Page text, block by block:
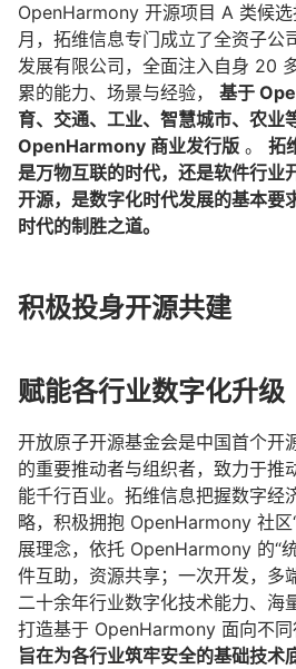
OpenHarmony 开源项目 A 类候
月，拓维信息专门成立了全资子公
发展有限公司，全面注入自身 20
累的能力、场景与经验， 基于
育、交通、工业、智慧城市、农业
OpenHarmony 商业发行版 。 拓
是万物互联的时代，还是软件行业
开源，是数字化时代发展的基本要
时代的制胜之道。
积极投身开源共建
赋能各行业数字化升级
开放原子开源基金会是中国首个开
的重要推动者与组织者，致力于推
能千行百业。拓维信息把握数字经
略，积极拥抱 OpenHarmony 社区
展理念，依托 OpenHarmony 的“
件互助，资源共享；一次开发，多
二十余年行业数字化技术能力、海
打造基于 OpenHarmony 面向不同
旨在为各行业筑牢安全的基础技术